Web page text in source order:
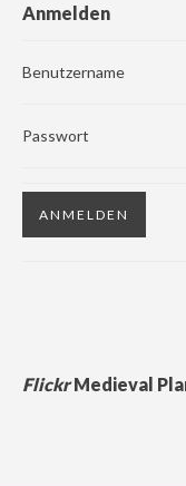
Anmelden
Benutzername
Passwort
FlickrMedieval